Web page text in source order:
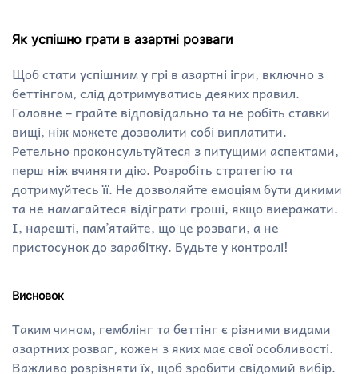
Як успішно грати в азартні розваги
Щоб стати успішним у грі в азартні ігри, включно з
беттінгом, слід дотримуватись деяких правил.
Головне – грайте відповідально та не робіть ставки
вищі, ніж можете дозволити собі виплатити.
Ретельно проконсультуйтеся з питущими аспектами,
перш ніж вчиняти дію. Розробіть стратегію та
дотримуйтесь її. Не дозволяйте емоціям бути дикими
та не намагайтеся відіграти гроші, якщо виеражати.
І, нарешті, пам’ятайте, що це розваги, а не
пристосунок до зарабітку. Будьте у контролі!
Висновок
Таким чином, гемблінг та беттінг є різними видами
азартних розваг, кожен з яких має свої особливості.
Важливо розрізняти їх, щоб зробити свідомий вибір.